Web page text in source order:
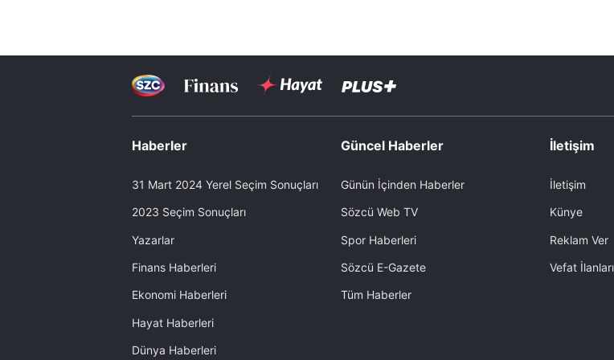
Haberler
31 Mart 2024 Yerel Seçim Sonuçları
2023 Seçim Sonuçları
Yazarlar
Finans Haberleri
Ekonomi Haberleri
Hayat Haberleri
Dünya Haberleri
Güncel Haberler
Günün İçinden Haberler
Sözcü Web TV
Spor Haberleri
Sözcü E-Gazete
Tüm Haberler
İletişim
İletişim
Künye
Reklam Ver
Vefat İlanları